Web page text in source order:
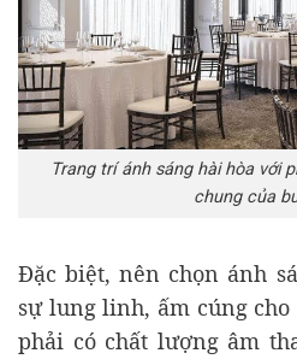
Trang trí ánh sáng hài hòa với
chung của
Đặc biệt, nên chọn ánh
sự lung linh, ấm cúng
phải có chất lượng âm